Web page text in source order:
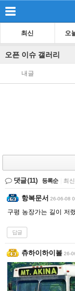
최신 오
오픈 이슈 갤러리
내글
댓글(11) 등록순 최
항복문서 26-06-08
구평 농장가는 길이 저
답글
츄하이하이볼 26-